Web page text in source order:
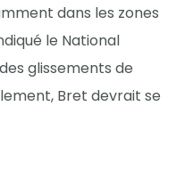
dans les zones
le National
glissements de
Bret devrait se